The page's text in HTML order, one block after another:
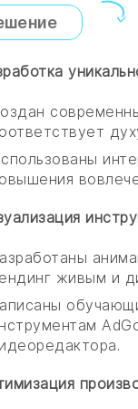
живым и